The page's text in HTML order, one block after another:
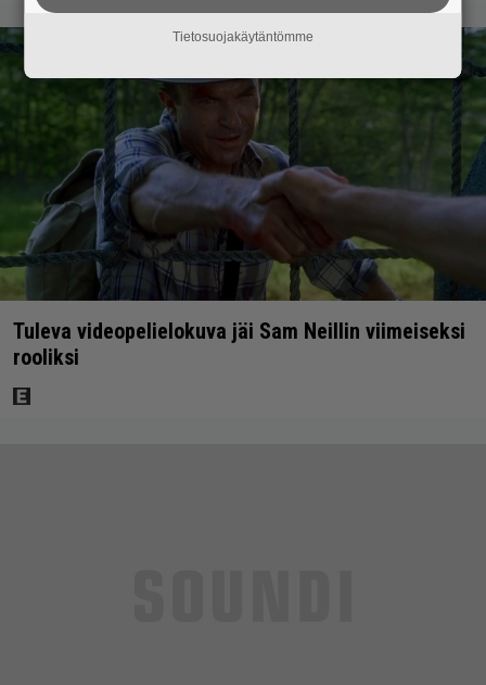
Tuleva videopelielokuva jäi Sam Neillin viimeiseksi
rooliksi
Tietosuojakäytäntömme